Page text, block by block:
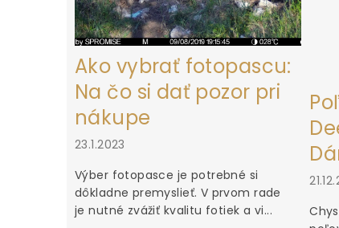
Ako vybrať fotopascu:
Na čo si dať pozor pri
nákupe
23.1.2023
Výber fotopasce je potrebné si
dôkladne premyslieť. V prvom rade
je nutné zvážiť kvalitu fotiek a vi...